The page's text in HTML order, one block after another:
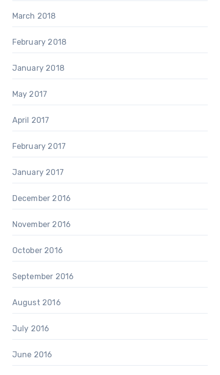
March 2018
February 2018
January 2018
May 2017
April 2017
February 2017
January 2017
December 2016
November 2016
October 2016
September 2016
August 2016
July 2016
June 2016